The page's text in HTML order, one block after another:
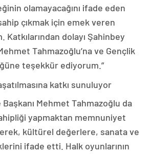
olamayacağını ifade eden
çıkmak için emek veren
dolayı Şahinbey
Tahmazoğlu’na ve Gençlik
teşekkür ediyorum.”
katkı sunuluyor
Mehmet Tahmazoğlu da
yapmaktan memnuniyet
kültürel değerlere, sanata ve
ifade etti. Halk oyunlarının